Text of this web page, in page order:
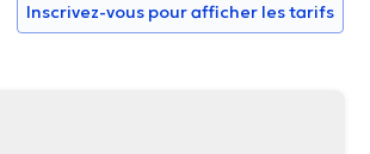
Inscrivez-vous pour afficher les tarifs